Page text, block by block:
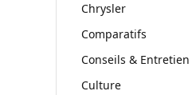
Chrysler
Comparatifs
Conseils & Entretien
Culture